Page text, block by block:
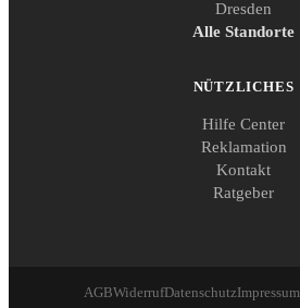
Dresden
Alle Standorte
NÜTZLICHES
Hilfe Center
Reklamation
Kontakt
Ratgeber
AGBWiderrufDatenschutzImpressum